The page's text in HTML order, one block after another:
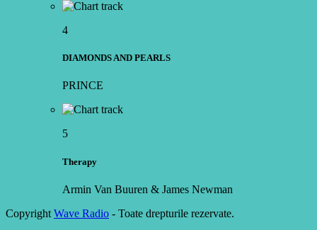
4
DIAMONDS AND PEARLS
PRINCE
5
Therapy
Armin Van Buuren & James Newman
Copyright Wave Radio - Toate drepturile rezervate.